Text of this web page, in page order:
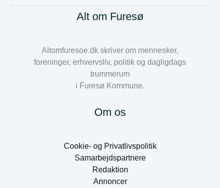
Alt om Furesø
Altomfuresoe.dk skriver om mennesker,
foreninger, erhvervsliv, politik og dagligdags
trummerum
i Furesø Kommune.
Om os
Cookie- og Privatlivspolitik
Samarbejdspartnere
Redaktion
Annoncer